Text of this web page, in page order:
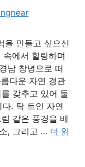
을 만들고 싶으신
에서 힐링하며
남 창녕으로 떠
다운 자연 경관
갖추고 있어 둘
. 탁 트인 자연
같은 풍경을 배
, 그리고 … 더 읽